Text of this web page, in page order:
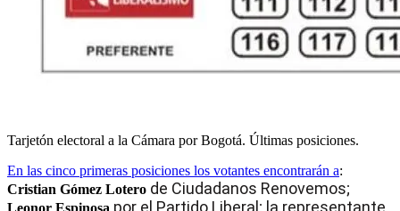
Tarjetón electoral a la Cámara por Bogotá. Últimas posiciones.
En las cinco primeras posiciones los votantes encontrarán a:
Cristian Gómez Lotero de Ciudadanos Renovemos;
Leonor Espinosa por el Partido Liberal; la representante